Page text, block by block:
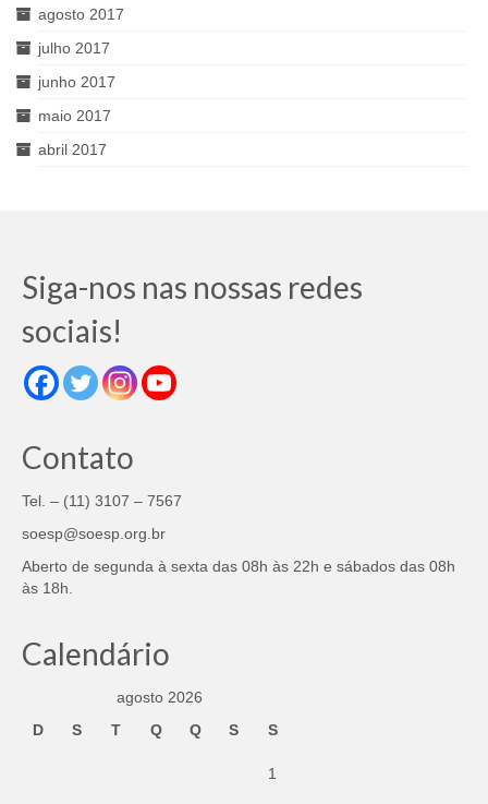
agosto 2017
julho 2017
junho 2017
maio 2017
abril 2017
Siga-nos nas nossas redes
sociais!
Contato
Tel. – (11) 3107 – 7567
soesp@soesp.org.br
Aberto de segunda à sexta das 08h às 22h e sábados das 08h
às 18h.
Calendário
agosto 2026
D
S T Q Q S S
1